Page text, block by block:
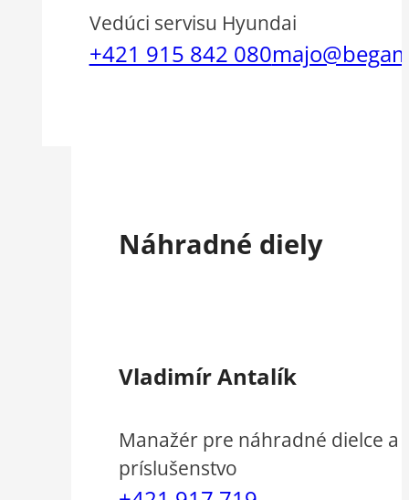
Vedúci servisu Hyundai
+421 915 842 080
Náhradné diely
Vladimír Antalík
Manažér pre náhradné dielce a
príslušenstvo